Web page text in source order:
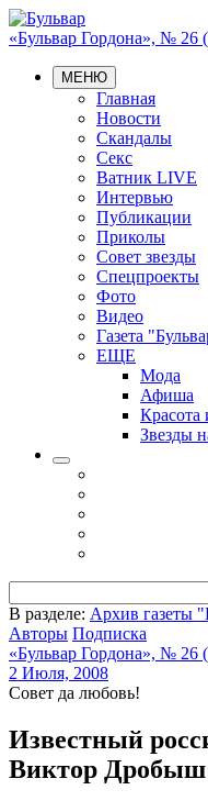
«Бульвар Гордона», № 26
МЕНЮ
Главная
Новости
Скандалы
Секс
Ватник LIVE
Интервью
Публикации
Приколы
Совет звезды
Спецпроекты
Фото
Видео
Газета
ЕЩЕ
Мода
Афиша
Красота
Звезды
В разделе: Архив газеты
Авторы Подписка
«Бульвар Гордона», № 26
2 Июля, 2008
Совет да любовь!
Известный
Виктор Дробыш